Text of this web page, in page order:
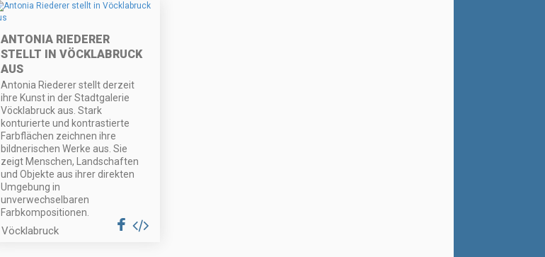
ANTONIA RIEDERER
STELLT IN VÖCKLABRUCK
AUS
Antonia Riederer stellt derzeit
ihre Kunst in der Stadtgalerie
Vöcklabruck aus. Stark
konturierte und kontrastierte
Farbflächen zeichnen ihre
bildnerischen Werke aus. Sie
zeigt Menschen, Landschaften
und Objekte aus ihrer direkten
Umgebung in
unverwechselbaren
Farbkompositionen.
Vöcklabruck